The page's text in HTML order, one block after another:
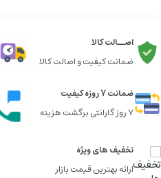
اصــالت کالا
ضمانت کیفیت و اصالت کالا
ضمانت 7 روزه کیفیت
7 روز گارانتی برگشت هزینه
تخفیف های ویژه
ارائه بهترین قیمت بازار